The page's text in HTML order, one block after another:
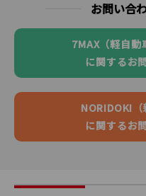
お問い合
7MAX（軽自動
に関するお
NORIDOKI（
に関するお